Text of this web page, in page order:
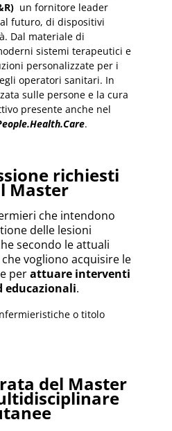
un fornitore leader
futuro, di dispositivi
Dal materiale di
sistemi terapeutici e
personalizzate per i
operatori sanitari. In
sulle persone e la cura
presente anche nel
.
richiesti
Master
che intendono
delle lesioni
secondo le attuali
vogliono acquisire le
perattuare interventi
educazionali.
o titolo
del Master